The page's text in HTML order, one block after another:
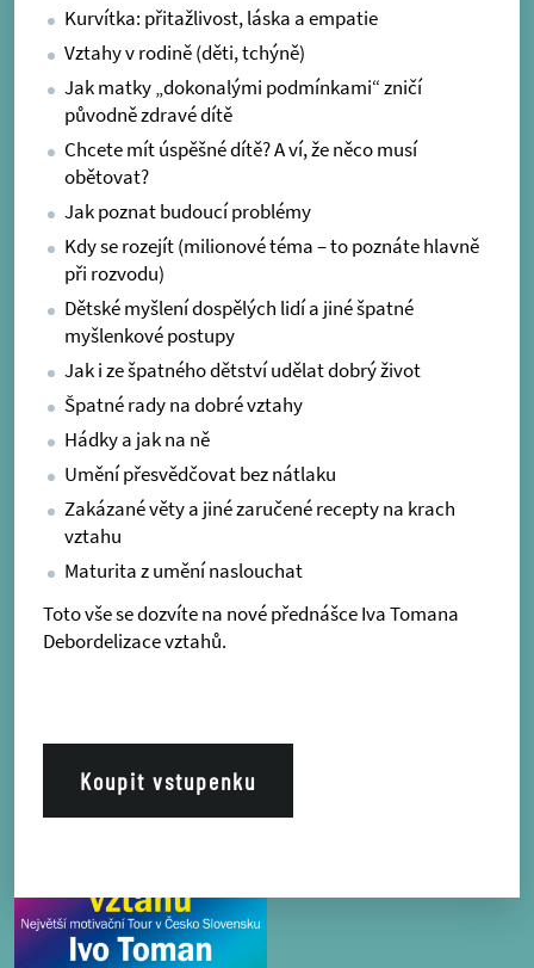
Kurvítka: přitažlivost, láska a empatie
Vztahy v rodině (děti, tchýně)
Jak matky „dokonalými podmínkami“ zničí
původně zdravé dítě
Chcete mít úspěšné dítě? A ví, že něco musí
obětovat?
Jak poznat budoucí problémy
Kdy se rozejít (milionové téma – to poznáte hlavně
při rozvodu)
Dětské myšlení dospělých lidí a jiné špatné
myšlenkové postupy
Jak i ze špatného dětství udělat dobrý život
Špatné rady na dobré vztahy
Hádky a jak na ně
Umění přesvědčovat bez nátlaku
Zakázané věty a jiné zaručené recepty na krach
vztahu
Maturita z umění naslouchat
Toto vše se dozvíte na nové přednášce Iva Tomana
Debordelizace vztahů.
Koupit vstupenku